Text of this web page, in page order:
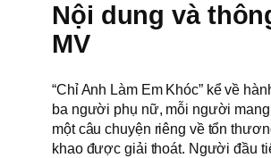
Nội dung và
MV
“Chỉ Anh Làm Em Khóc” kể về
ba người phụ nữ, mỗi người mang
một câu chuyện riêng về tổn
khao được giải thoát. Người đầu